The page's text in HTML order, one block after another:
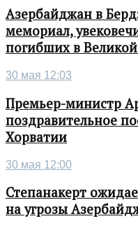
Азербайджан в
мемориал,
погибших в
30 мая 12:03
Премьер-министр
поздравительное
Хорватии
30 мая 12:00
Степанакерт
на угрозы